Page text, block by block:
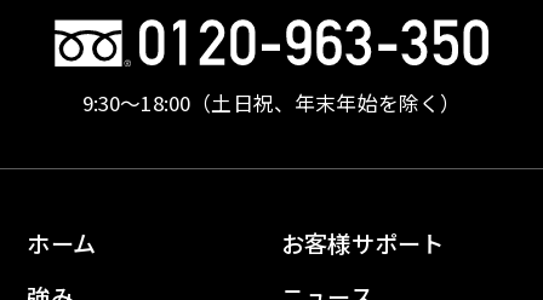
9:30〜18:00 （土日祝、年末年始を除く）
ホーム
お客様サポート